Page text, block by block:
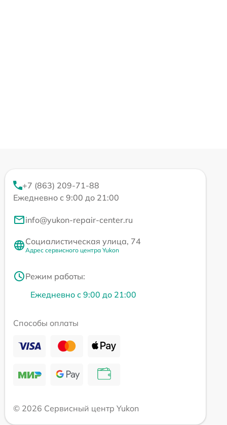
+7 (863) 209-71-88
Ежедневно с 9:00 до 21:00
info@yukon-repair-center.ru
Социалистическая улица, 74
Адрес сервисного центра Yukon
Режим работы:
Ежедневно с 9:00 до 21:00
Способы оплаты
© 2026 Сервисный центр Yukon